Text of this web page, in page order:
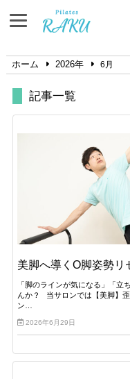
ホーム 2026年 6月
記事一覧
美脚へ導くO脚姿勢リ
「脚のラインが気になる」「立
んか？ 当サロンでは【美脚】
ン…
2026年6月29日